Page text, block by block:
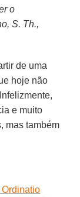
o
S. Th.,
de uma
hoje não
e muito
mas também